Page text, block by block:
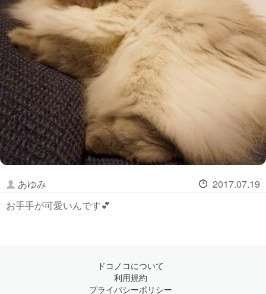
あゆみ
2017.07.19
お手手が可愛いんです💕
ドコノコについて
利用規約
プライバシーポリシー